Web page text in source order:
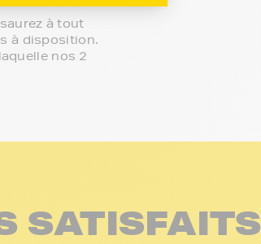
à tout
à disposition.
nos 2
SATISFAITS